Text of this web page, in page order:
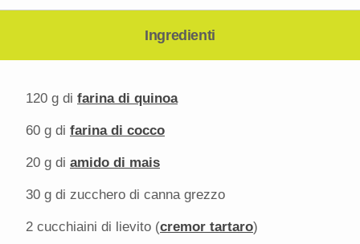
Ingredienti
120 g di farina di quinoa
60 g di farina di cocco
20 g di amido di mais
30 g di zucchero di canna grezzo
2 cucchiaini di lievito (cremor tartaro)